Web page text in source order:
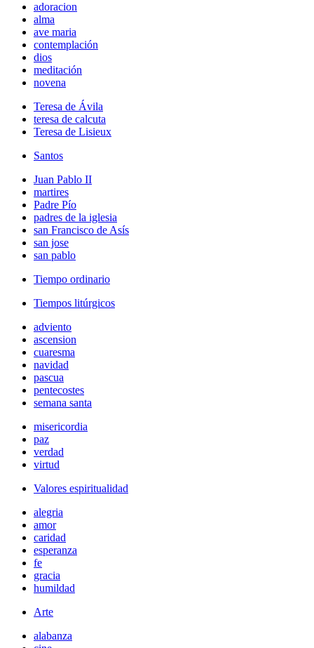
adoracion
alma
ave maria
contemplación
dios
meditación
novena
Teresa de Ávila
teresa de calcuta
Teresa de Lisieux
Santos
Juan Pablo II
martires
Padre Pío
padres de la iglesia
san Francisco de Asís
san jose
san pablo
Tiempo ordinario
Tiempos litúrgicos
adviento
ascension
cuaresma
navidad
pascua
pentecostes
semana santa
misericordia
paz
verdad
virtud
Valores espiritualidad
alegria
amor
caridad
esperanza
fe
gracia
humildad
Arte
alabanza